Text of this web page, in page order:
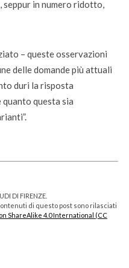
in numero ridotto,
– queste osservazioni
delle domande più attuali
duri la risposta
questa sia
DI FIRENZE.
di questo post sono rilasciati
ShareAlike 4.0 International (CC